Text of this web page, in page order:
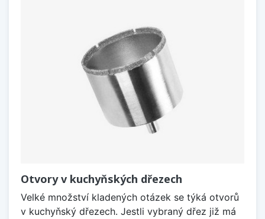
Otvory v kuchyňských dřezech
Velké množství kladených otázek se týká otvorů
v kuchyňský dřezech. Jestli vybraný dřez již má